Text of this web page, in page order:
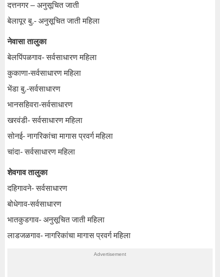
दत्तनगर – अनुसूचित जाती
बेलापूर बु.- अनुसूचित जाती महिला
नेवासा तालुका
बेलपिंपळगाव- सर्वसाधारण महिला
कुकाणा-सर्वसाधारण महिला
भेंडा बु.-सर्वसाधारण
भानसहिवरा-सर्वसाधारण
खरवंडी- सर्वसाधारण महिला
सोनई- नागरिकांचा मागास प्रवर्ग महिला
चांदा- सर्वसाधारण महिला
शेवगाव तालुका
दहिगावने- सर्वसाधारण
बोधेगाव-सर्वसाधारण
भातकुडगाव- अनुसूचित जाती महिला
लाडजळगाव- नागरिकांचा मागास प्रवर्ग महिला